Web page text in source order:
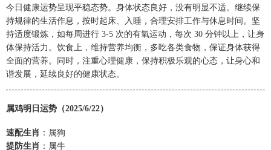
今日健康运势呈现平稳态势。身体状态良好，没有明显不适。继续保
持规律的生活作息，按时起床、入睡，合理安排工作与休息时间。坚
持适度锻炼，如每周进行 3-5 次的有氧运动，每次 30 分钟以上，让身
体保持活力。饮食上，维持营养均衡，多吃各类食物，保证身体获得
全面的营养。同时，注重心理健康，保持积极乐观的心态，让身心和
谐发展，延续良好的健康状态。
属鸡明日运势（2025/6/22）
速配生肖 ：属狗
提防生肖 ：属牛